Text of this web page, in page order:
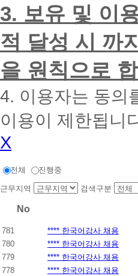
리
겠
습
니
다.
3. 보유 및 이
적 달성 시 까
을 원칙으로
4. 이용자는 동의
이용이 제한됩니
X
전체 진행중
근무지역 검색구분
No
781
**** 한국어강사 채용
780
**** 한국어강사 채용
779
**** 한국어강사 채용
778
**** 한국어강사 채용